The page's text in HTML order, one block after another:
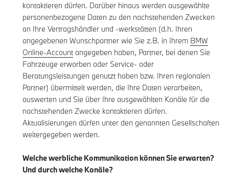
kontaktieren dürfen. Darüber hinaus werden ausgewählte
personenbezogene Daten zu den nachstehenden Zwecken
an Ihre Vertragshändler und -werkstätten (d.h. Ihren
angegebenen Wunschpartner wie Sie z.B. in Ihrem BMW
Online-Accountangegeben haben, Partner, bei denen Sie
Fahrzeuge erworben oder Service- oder
Beratungsleistungen genutzt haben bzw. Ihren regionalen
Partner) übermittelt werden, die Ihre Daten verarbeiten,
auswerten und Sie über Ihre ausgewählten Kanäle für die
nachstehenden Zwecke kontaktieren dürfen.
Aktualisierungen dürfen unter den genannten Gesellschaften
weitergegeben werden.
Welche werbliche Kommunikation können Sie erwarten?
Und durch welche Kanäle?